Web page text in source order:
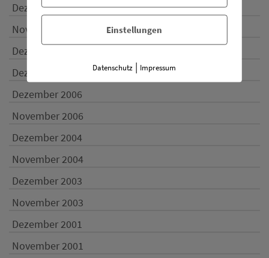
Dezember 2009
November 2009
Dezember 2008
Dezember 2007
Dezember 2006
November 2006
Dezember 2004
November 2004
Dezember 2003
November 2003
Dezember 2001
November 2001
Einstellungen
Datenschutz | Impressum